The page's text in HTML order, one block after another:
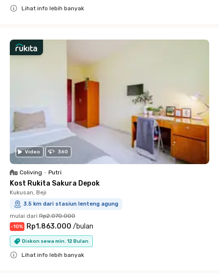
Lihat info lebih banyak
Video 360
Coliving • Putri
Kost Rukita Sakura Depok
Kukusan, Beji
3.5 km dari stasiun lenteng agung
mulai dari Rp2.070.000
-10% Rp1.863.000 /bulan
Diskon sewa min. 12 Bulan
Lihat info lebih banyak